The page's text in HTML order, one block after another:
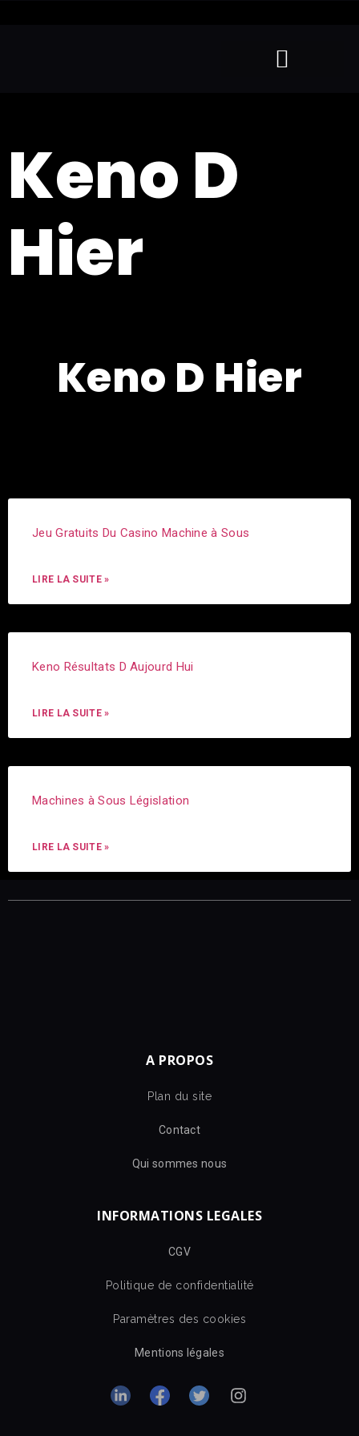
Keno D
Hier
Keno D Hier
Jeu Gratuits Du Casino Machine à Sous
LIRE LA SUITE »
Keno Résultats D Aujourd Hui
LIRE LA SUITE »
Machines à Sous Législation
LIRE LA SUITE »
A PROPOS
Plan du site
Contact
Qui sommes nous
INFORMATIONS LEGALES
CGV
Politique de confidentialité
Paramètres des cookies
Mentions légales